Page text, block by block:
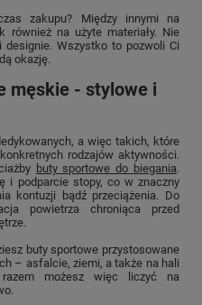
zakupu? Między innymi na
również na użyte materiały. Nie
Wszystko to pozwoli Ci
okazję.
męskie - stylowe i
a więc takich, które
rodzajów aktywności.
buty sportowe do biegania.
i podparcie stopy, co w znaczny
kontuzji bądź przeciążenia. Do
powietrza chroniąca przed
buty sportowe przystosowane
– asfalcie, ziemi, a także na hali
możesz więc liczyć na